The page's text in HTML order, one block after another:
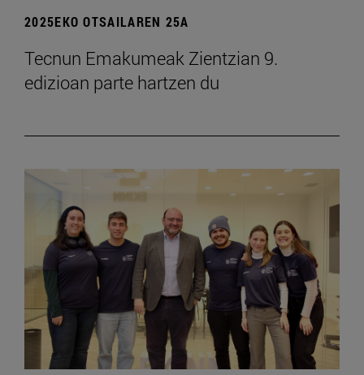
2025EKO OTSAILAREN 25A
Tecnun Emakumeak Zientzian 9.
edizioan parte hartzen du